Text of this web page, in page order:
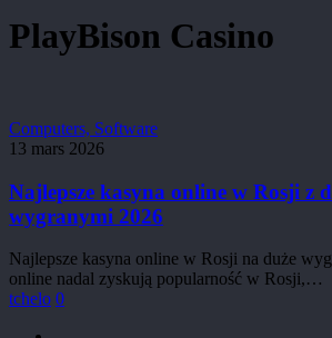
PlayBison Casino
Najlepsze
kasyna
w
Rosji
z
wygranymi
2026
Computers, Software
13 mars 2026
Najlepsze kasyna online w Rosji z
wygranymi 2026
Najlepsze kasyna online w Rosji na duże
online nadal zyskują popularność w Rosji,…
tchelo 0